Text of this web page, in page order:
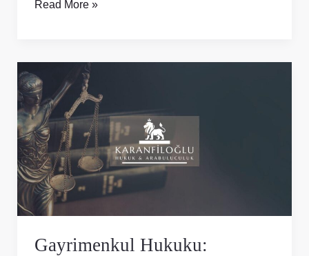
Read More »
Gayrimenkul Hukuku:
Gayrimenkul
Hukuku:
Gayrimenkul
Uyuşmazlıkları
Nasıl
Çözülür?